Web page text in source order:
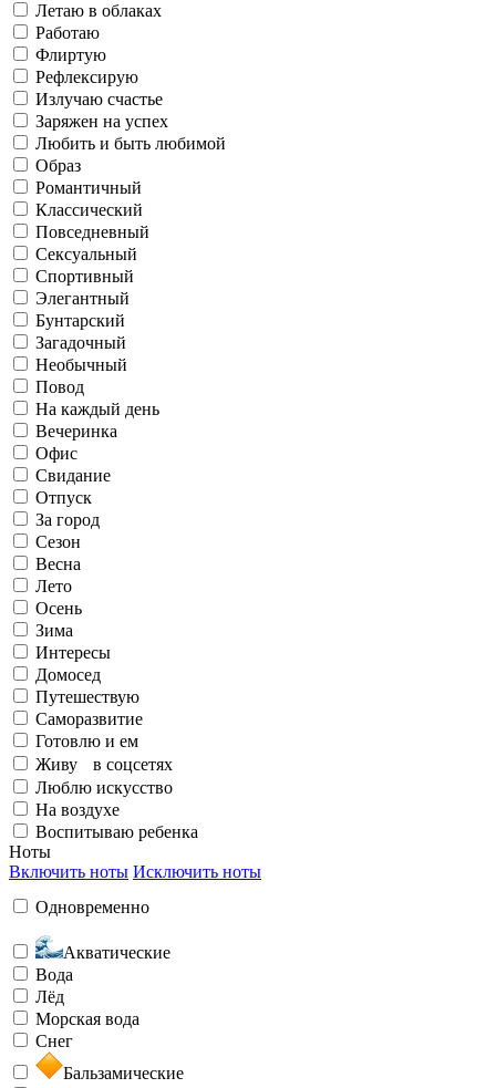
Летаю в облаках
Работаю
Флиртую
Рефлексирую
Излучаю счастье
Заряжен на успех
Любить и быть любимой
Классический
Повседневный
Сексуальный
Спортивный
Элегантный
Бунтарский
Загадочный
Необычный
Офис
Свидание
Отпуск
За город
Лето
Осень
Зима
Путешествую
Саморазвитие
Готовлю и ем
Живу в соцсетях
Люблю искусство
На воздухе
Воспитываю ребенка
Летаю в облаках
Работаю
Флиртую
Рефлексирую
Излучаю счастье
Заряжен на успех
Любить и быть любимой
Образ
Романтичный
Классический
Повседневный
Сексуальный
Спортивный
Элегантный
Бунтарский
Загадочный
Необычный
Повод
На каждый день
Вечеринка
Офис
Свидание
Отпуск
За город
Сезон
Весна
Лето
Осень
Зима
Интересы
Домосед
Путешествую
Саморазвитие
Готовлю и ем
Живу в соцсетях
Люблю искусство
На воздухе
Воспитываю ребенка
Ноты
Включить ноты Исключить ноты
Одновременно
Акватические
Вода
Лёд
Морская вода
Снег
Бальзамические